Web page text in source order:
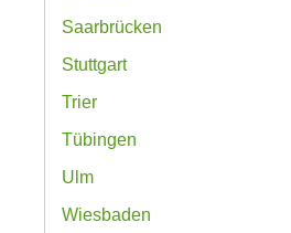
Saarbrücken
Stuttgart
Trier
Tübingen
Ulm
Wiesbaden